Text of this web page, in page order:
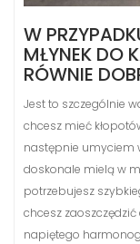
W
MŁYNEK DO
RÓWNIE
Jest to szczególnie
chcesz mieć
następnie umyciem
doskonale mielą w
potrzebujesz
chcesz
napiętego